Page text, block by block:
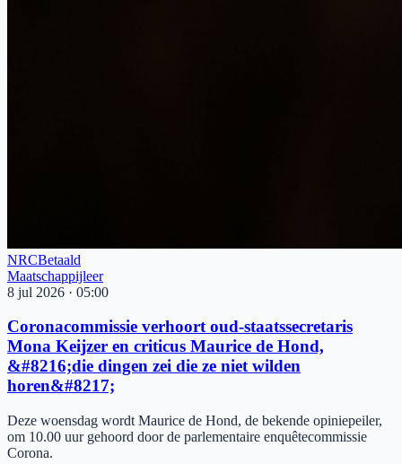
NRCBetaald
Maatschappijleer
8 jul 2026 · 05:00
Coronacommissie verhoort oud-staatssecretaris
Mona Keijzer en criticus Maurice de Hond,
&#8216;die dingen zei die ze niet wilden
horen&#8217;
Deze woensdag wordt Maurice de Hond, de bekende opiniepeiler,
om 10.00 uur gehoord door de parlementaire enquêtecommissie
Corona.